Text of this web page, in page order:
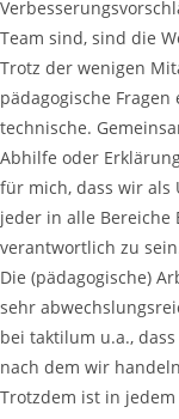
Team sind, sind die
Trotz der wenigen
pädagogische
technische.
Abhilfe oder
für mich, dass wir als
jeder in alle Bereiche
verantwortlich zu
Die (pädagogische)
sehr
bei taktilum u.a.,
nach dem wir
Trotzdem ist in